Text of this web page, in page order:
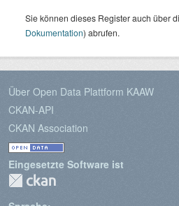
Sie können dieses Register auch über
Dokumentation) abrufen.
Über Open Data Plattform KAAW
CKAN-API
CKAN Association
Eingesetzte Software ist